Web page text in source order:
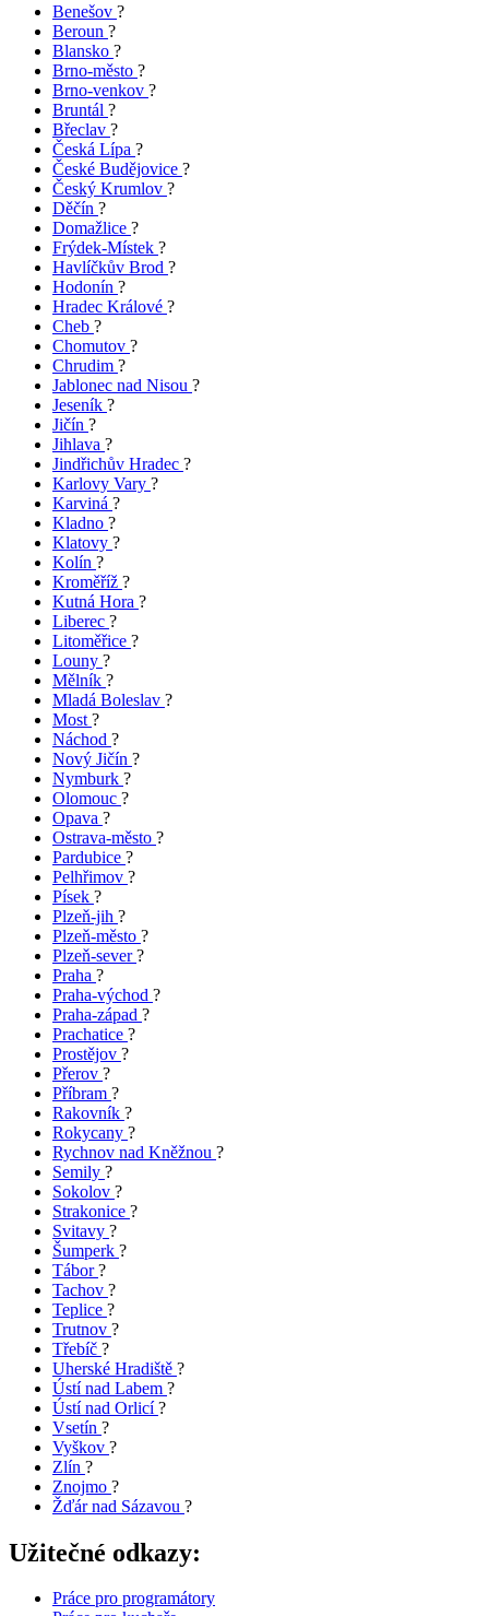
Benešov ?
Beroun ?
Blansko ?
Brno-město ?
Brno-venkov ?
Bruntál ?
Břeclav ?
Česká Lípa ?
České Budějovice ?
Český Krumlov ?
Děčín ?
Domažlice ?
Frýdek-Místek ?
Havlíčkův Brod ?
Hodonín ?
Hradec Králové ?
Cheb ?
Chomutov ?
Chrudim ?
Jablonec nad Nisou ?
Jeseník ?
Jičín ?
Jihlava ?
Jindřichův Hradec ?
Karlovy Vary ?
Karviná ?
Kladno ?
Klatovy ?
Kolín ?
Kroměříž ?
Kutná Hora ?
Liberec ?
Litoměřice ?
Louny ?
Mělník ?
Mladá Boleslav ?
Most ?
Náchod ?
Nový Jičín ?
Nymburk ?
Olomouc ?
Opava ?
Ostrava-město ?
Pardubice ?
Pelhřimov ?
Písek ?
Plzeň-jih ?
Plzeň-město ?
Plzeň-sever?
Praha ?
Praha-východ ?
Praha-západ ?
Prachatice ?
Prostějov ?
Přerov ?
Příbram ?
Rakovník ?
Rokycany ?
Rychnov nad Kněžnou ?
Semily ?
Sokolov ?
Strakonice ?
Svitavy ?
Šumperk ?
Tábor?
Tachov ?
Teplice ?
Trutnov ?
Třebíč ?
Uherské Hradiště ?
Ústí nad Labem ?
Ústí nad Orlicí?
Vsetín ?
Vyškov ?
Zlín ?
Znojmo ?
Žďár nad Sázavou ?
Užitečné odkazy:
Práce pro programátory